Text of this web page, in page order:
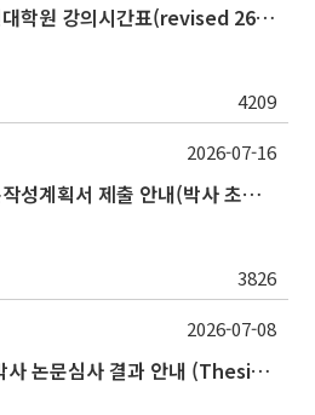
2026학년도 2학기 보건대학원 강의시간표(revised 260803)(2026 2nd SEMESTER SNU GSPH TIMETABLE)
4209
2026학년도 2학기 논문작성계획서 제출 안내(박사 초심 일정 포함)_Thesis Proposal
3826
2026-07-16
2026학년도 1학기 석·박사 논문심사 결과 안내 (Thesis Defense Result)
2026-07-08